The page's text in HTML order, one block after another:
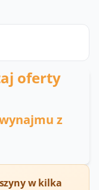
oferty
z
w kilka